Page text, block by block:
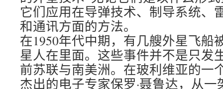
它们应用在导弹技术、制导系统、
和通讯方面的方法。
在1950年代中期，有几艘外星飞船
星人在里面。这些事件并不是只发
前苏联与南美洲。在玻利维亚的一
杰出的电子专家保罗·聂鲁达，从